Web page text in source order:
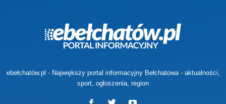
ebełchatów.pl - Największy portal informacyjny Bełchatowa - aktualności,
sport, ogłoszenia, region